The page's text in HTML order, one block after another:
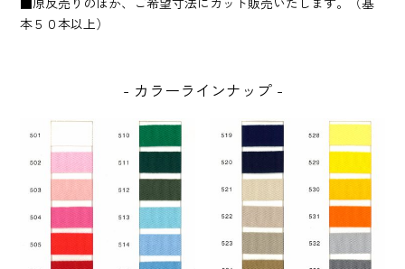
本５０本以上）
カラーラインナップ